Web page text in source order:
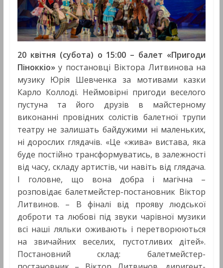
20 квітня (субота) о 15:00 – балет «Пригоди
Піноккіо»у постановці Віктора Литвинова на
музику Юрія Шевченка за мотивами казки
Карло Коллоді. Неймовірні пригоди веселого
пустуна та його друзів в майстерному
виконанні провідних солістів балетної трупи
театру не залишать байдужими ні маленьких,
ні дорослих глядачів. «Це «жива» вистава, яка
буде постійно трансформуватись, в залежності
від часу, складу артистів, чи навіть від глядача.
І головне, що вона добра і магічна –
розповідає балетмейстер-постановник Віктор
Литвинов. – В фіналі від прояву людської
доброти та любові під звуки чарівної музики
всі наші ляльки оживають і перетворюються
на звичайних веселих, пустотливих дітей».
Постановний склад: балетмейстер-